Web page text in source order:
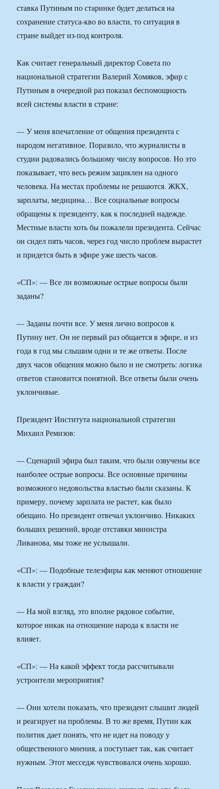
ставка Путиным по старинке будет делаться на
сохранение статуса-кво во власти, то ситуация в
стране выйдет из-под контроля.
Как считает генеральный директор Совета по
национальной стратегии Валерий Хомяков, эфир с
Путиным в очередной раз показал беспомощность
всей системы власти в стране:
— У меня впечатление от общения президента с
народом негативное. Поразило, что журналисты в
студии радовались большому числу вопросов. Но это
показывает, что весь режим зациклен на одного
человека. На местах проблемы не решаются. ЖКХ,
зарплаты, медицина… Все социальные вопросы
обращены к президенту, как к последней надежде.
Местные власти хоть бы пожалели президента. Сейчас
он сидел пять часов, через год число проблем вырастет
и придется быть в эфире уже шесть часов.
«СП»: — Все ли возможные острые вопросы были
заданы?
— Заданы почти все. У меня лично вопросов к
Путину нет. Он не первый раз общается в эфире, и из
года в год мы слышим одни и те же ответы. После
двух часов общения можно было и не смотреть: логика
ответов становится понятной. Все ответы были очень
уклончивые.
Президент Института национальной стратегии
Михаил Ремизов:
— Сценарий эфира был таким, что были озвучены все
наиболее острые вопросы. Все основные причины
возможного недовольства властью были сказаны. К
примеру, почему зарплата не растет, как было
обещано. Но президент отвечал уклончиво. Никаких
больших решений, вроде отставки министра
Ливанова, мы тоже не услышали.
«СП»: — Подобные телеэфиры как меняют отношение
к власти у граждан?
— На мой взгляд, это вполне рядовое событие,
которое никак на отношение народа к власти не
влияет.
«СП»: — На какой эффект тогда рассчитывали
устроители мероприятия?
— Они хотели показать, что президент слышит людей
и реагирует на проблемы. В то же время, Путин как
политик дает понять, что не идет на поводу у
общественного мнения, а поступает так, как считает
нужным. Этот месседж чувствовался очень хорошо.